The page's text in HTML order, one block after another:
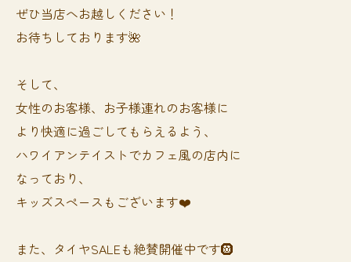
ぜひ当店へお越しください！
お待ちしております🌺
そして、
女性のお客様、お子様連れのお客様に
より快適に過ごしてもらえるよう、
ハワイアンテイストでカフェ風の店内に
なっており、
キッズスペースもございます❤️
また、タイヤSALEも絶賛開催中です🛞